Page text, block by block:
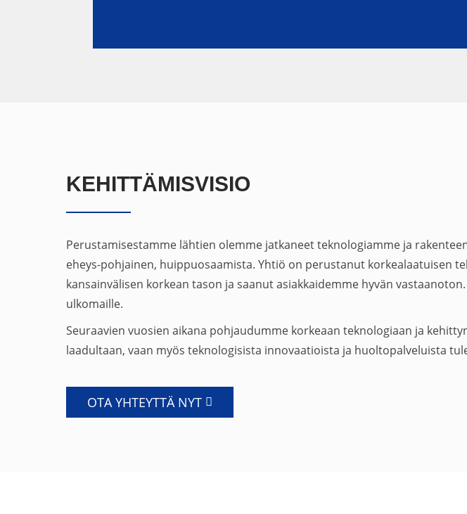
KEHITTÄMISVISIO
Perustamisestamme lähtien olemme jatkaneet teknologiamme ja
eheys-pohjainen, huippuosaamista. Yhtiö on perustanut korkealaatuisen
kansainvälisen korkean tason ja saanut asiakkaidemme hyvän
ulkomaille.
Seuraavien vuosien aikana pohjaudumme korkeaan teknologiaan ja
laadultaan, vaan myös teknologisista innovaatioista ja huoltopalveluista
OTA YHTEYTTÄ NYT